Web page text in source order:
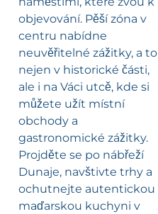
objevování. Pěší zóna v
centru nabídne
neuvěřitelné zážitky, a to
nejen v historické části,
ale i na Váci utcě, kde si
můžete užít místní
obchody a
gastronomické zážitky.
Projděte se po nábřeží
Dunaje, navštivte trhy a
ochutnejte autentickou
maďarskou kuchyni v